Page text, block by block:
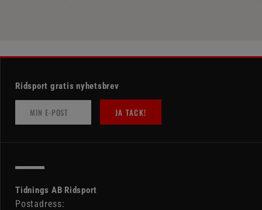
Ridsport gratis nyhetsbrev
JA TACK!
Tidnings AB Ridsport
Postadress: